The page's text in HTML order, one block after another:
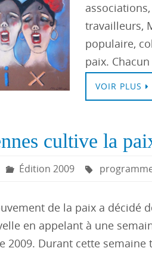
travailleurs,
populaire,
paix.
VOIR PLUS
cultive la
Édition 2009
de la paix a
en appelant à une
2009. Durant cette